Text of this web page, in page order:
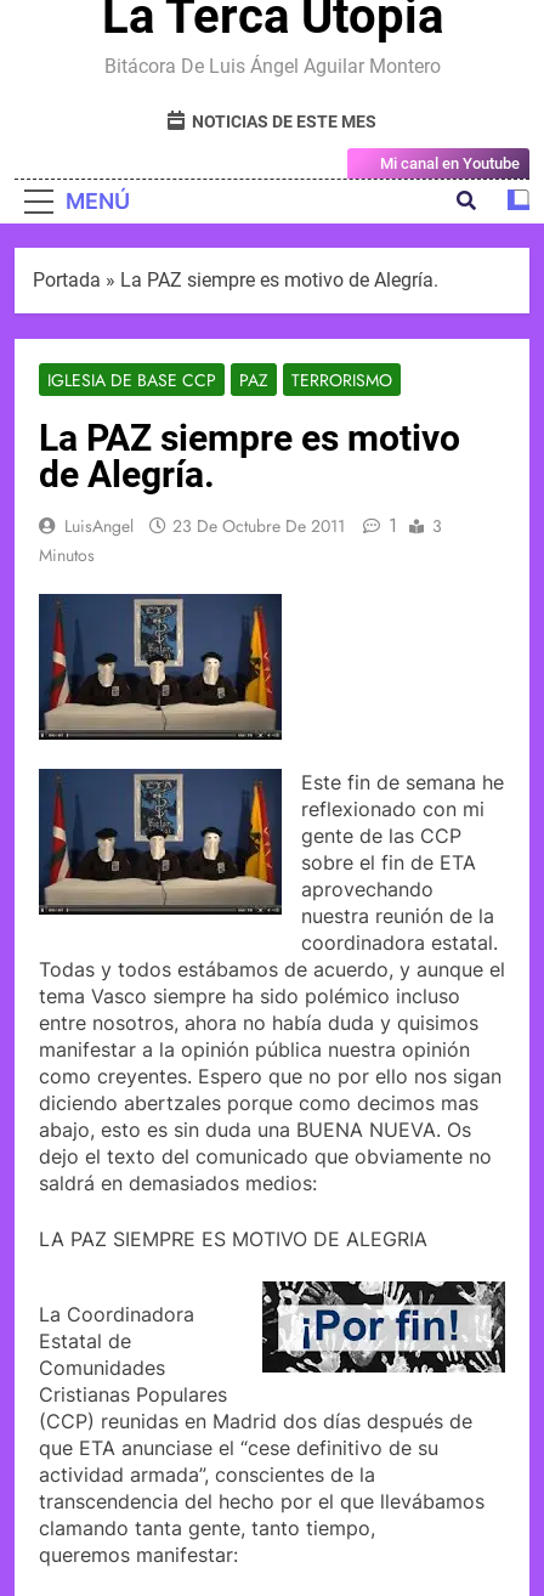
La Terca Utopia
Bitácora De Luis Ángel Aguilar Montero
NOTICIAS DE ESTE MES
MENÚ
Mi canal en Youtube
Portada » La PAZ siempre es motivo de Alegría.
IGLESIA DE BASE CCP PAZ TERRORISMO
La PAZ siempre es motivo
de Alegría.
LuisAngel 23 De Octubre De 2011 1
3
Minutos
Este fin de semana he
reflexionado con mi
gente de las CCP
sobre el fin de ETA
aprovechando
nuestra reunión de la
coordinadora estatal.
Todas y todos estábamos de acuerdo, y aunque el
tema Vasco siempre ha sido polémico incluso
entre nosotros, ahora no había duda y quisimos
manifestar a la opinión pública nuestra opinión
como creyentes. Espero que no por ello nos sigan
diciendo abertzales porque como decimos mas
abajo, esto es sin duda una BUENA NUEVA. Os
dejo el texto del comunicado que obviamente no
saldrá en demasiados medios:
LA PAZ SIEMPRE ES MOTIVO DE ALEGRIA
La Coordinadora
Estatal de
Comunidades
Cristianas Populares
(CCP) reunidas en Madrid dos días después de
que ETA anunciase el “cese definitivo de su
actividad armada”, conscientes de la
transcendencia del hecho por el que llevábamos
clamando tanta gente, tanto tiempo,
queremos manifestar: